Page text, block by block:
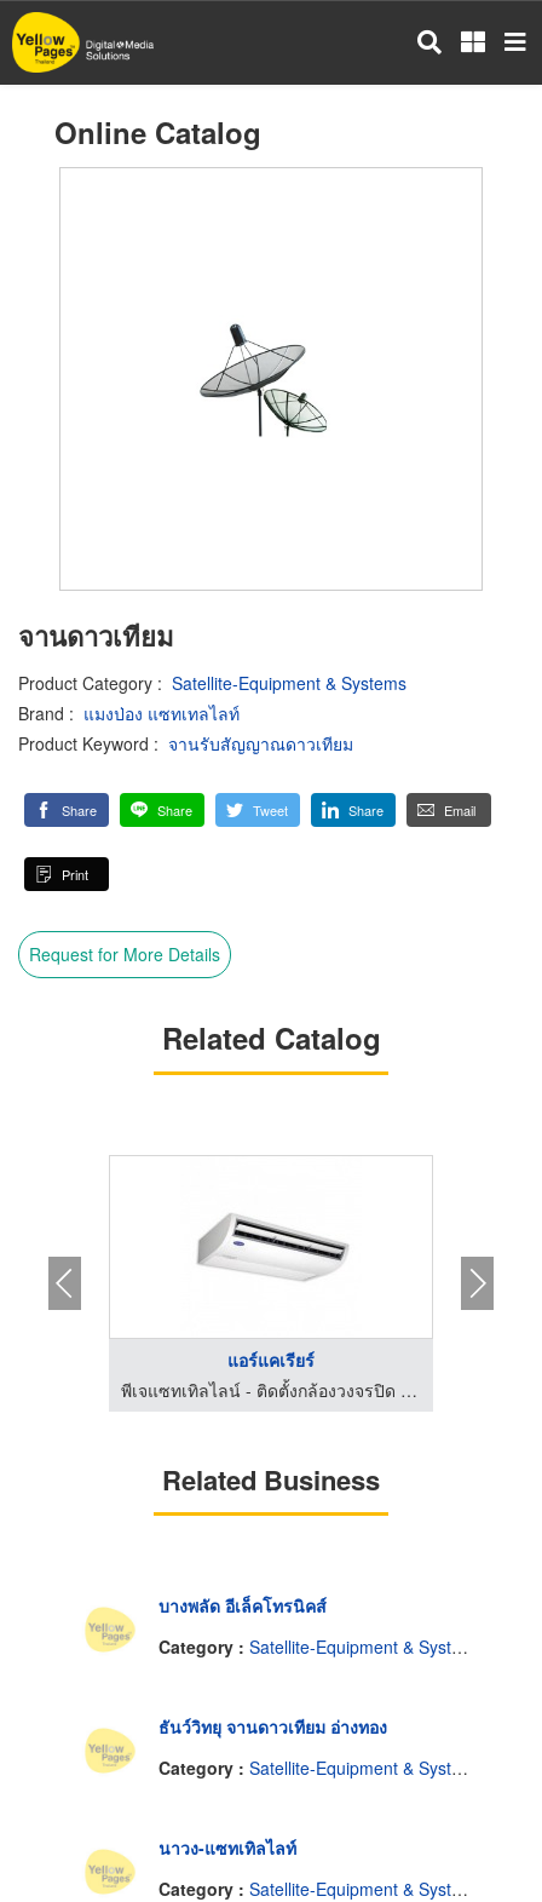
Skip
to
main
Online Catalog
จานดาวเทียม
Product Category : Satellite-Equipment & Systems
Brand : แมงป่อง แซทเทลไลท์
Product Keyword : จานรับสัญญาณดาวเทียม
Share Share Tweet Share Email
Print
Request for More Details
Related Catalog
แอร์แคเรียร์
พีเจแซทเทิลไลน์ - ติดตั้งกล้องวงจรปิด จานดาวเทียม กรุงเทพกรีฑา
Related Business
บางพลัด อีเล็คโทรนิคส์
Category : Satellite-Equipment & Systems
ธันว์วิทยุ จานดาวเทียม อ่างทอง
Category : Satellite-Equipment & Systems
นาวง-แซทเทิลไลท์
Category : Satellite-Equipment & Systems